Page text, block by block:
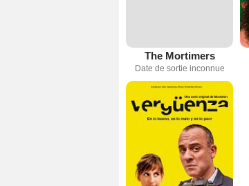
The Mortimers
Date de sortie inconnue